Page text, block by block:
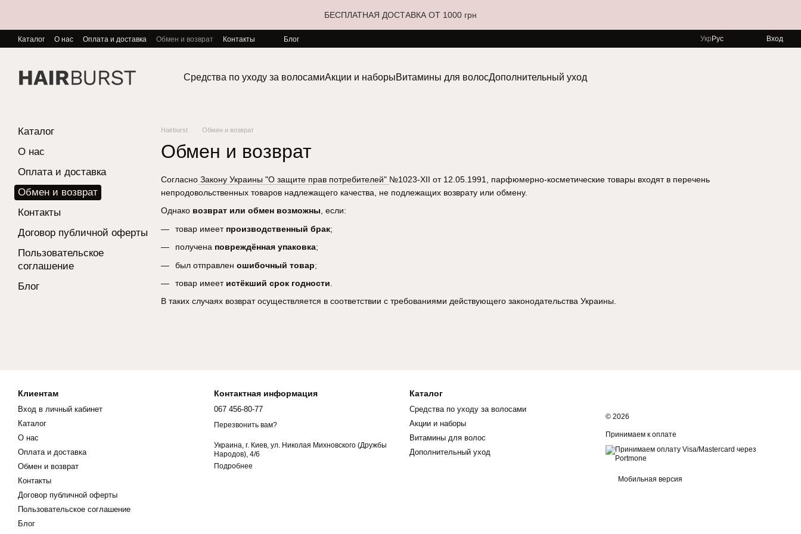
БЕСПЛАТНАЯ ДОСТАВКА ОТ 1000 грн
Каталог О нас Оплата и доставка Обмен и возврат Контакты Блог Укр Рус Вход
Средства по уходу за волосамиАкции и наборыВитамины для волосДополнительный уход
Hairburst Обмен и возврат
Обмен и возврат
Согласно Закону Украины "О защите прав потребителей" №1023-XII от 12.05.1991, парфюмерно-косметические товары входят в перечень
непродовольственных товаров надлежащего качества, не подлежащих возврату или обмену.
Однако возврат или обмен возможны, если:
товар имеет производственный брак;
получена повреждённая упаковка;
был отправлен ошибочный товар;
товар имеет истёкший срок годности
В таких случаях возврат осуществляется в соответствии с требованиями действующего законодательства Украины.
Каталог
О нас
Оплата и доставка
Обмен и возврат
Контакты
Договор публичной оферты
Пользовательское
соглашение
Блог
Клиентам
Вход в личный кабинет
Каталог
О нас
Оплата и доставка
Обмен и возврат
Контакты
Договор публичной оферты
Пользовательское соглашение
Блог
Контактная информация
067 456-80-77
Перезвонить вам?
Украина, г. Киев, ул. Николая Михновского (Дружбы
Народов), 4/6
Подробнее
Каталог
Средства по уходу за волосами
Акции и наборы
Витамины для волос
Дополнительный уход
© 2026
Принимаем к оплате
Мобильная версия